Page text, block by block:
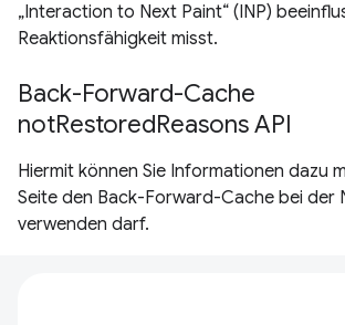
„Interaction to Next Paint“ (INP)
Reaktionsfähigkeit misst.
Back-Forward-Cache
notRestoredReasons API
Hiermit können Sie Informationen dazu
Seite den Back-Forward-Cache bei der
verwenden darf.